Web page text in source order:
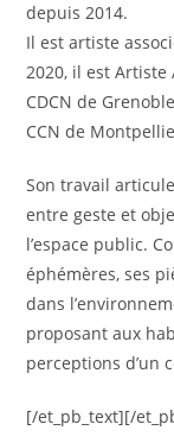
depuis 2014.
Il est artiste
2020, il est Artiste
CDCN de
CCN de
Son travail
entre geste et
l’espace public.
éphémères, ses
dans
proposant aux
perceptions d’un
[/et_pb_text][/